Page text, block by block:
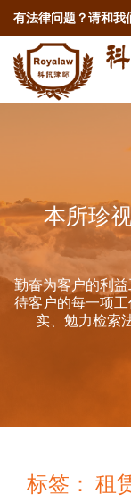
有法律问题？请和我
本所珍
勤奋为客户的利
待客户的每一项
实、勉力检索
标签： 租